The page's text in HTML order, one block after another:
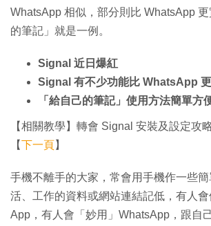
WhatsApp 相似，部分則比 WhatsApp
的筆記」就是一例。
Signal 近日爆紅
Signal 有不少功能比 WhatsApp
「給自己的筆記」使用方法簡單方
【相關教學】轉會 Signal 安裝及設定攻
【下一頁】
手機不離手的大家，常會用手機作一些
活、工作的資料或網站連結記低，有人會
App，有人會「妙用」WhatsApp，跟自